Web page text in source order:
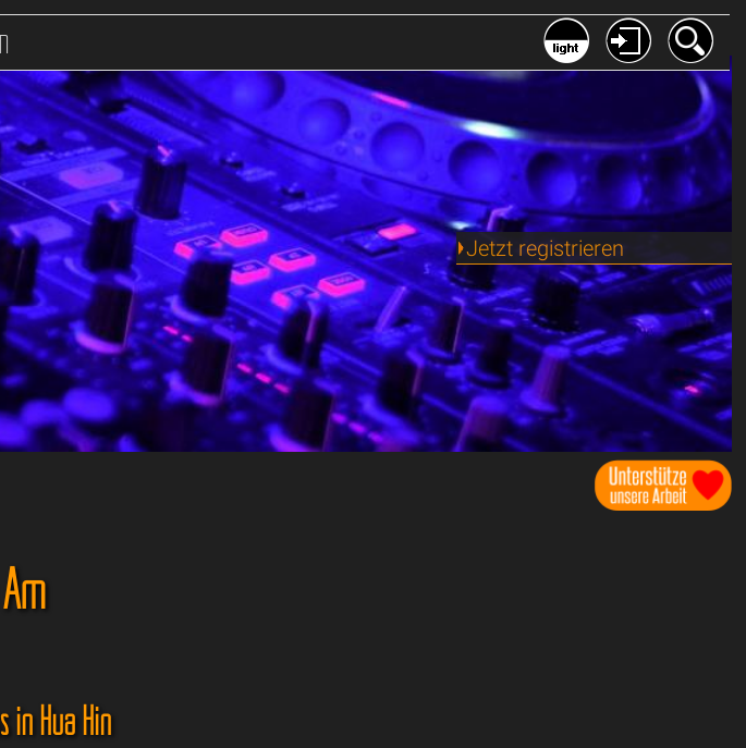
Jetzt registrieren
in Hua Hin